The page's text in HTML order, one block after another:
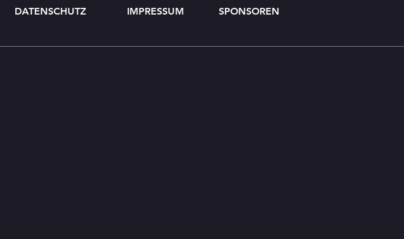
DATENSCHUTZ IMPRESSUM SPONSOREN